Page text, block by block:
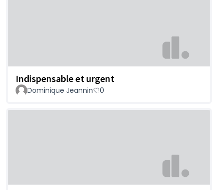
Indispensable et urgent
Dominique Jeannin 0